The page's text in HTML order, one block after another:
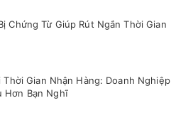
Chứng Từ Giúp Rút Ngắn Thời Gian
Thời Gian Nhận Hàng: Doanh Nghiệp
Hơn Bạn Nghĩ